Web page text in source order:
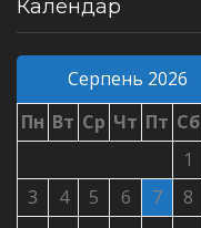
Календар
Серпень 2026
Пн Вт Ср Чт Пт Сб
1
3
4 5 6 7 8